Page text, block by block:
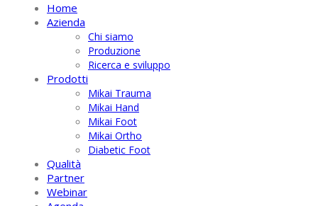
Home
Azienda
Chi siamo
Produzione
Ricerca e sviluppo
Prodotti
Mikai Trauma
Mikai Hand
Mikai Foot
Mikai Ortho
Diabetic Foot
Qualità
Partner
Webinar